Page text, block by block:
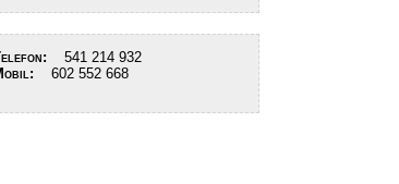
541 214 932
602 552 668